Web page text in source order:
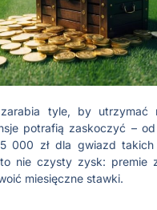
tyle, by utrzymać
potrafią zaskoczyć –
000 zł dla gwiazd
to nie czysty zysk: premie
miesięczne stawki.